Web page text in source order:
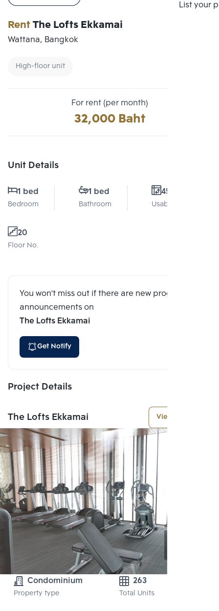
List your
RentThe Lofts Ekkamai
Wattana, Bangkok
High-floor unit
For rent (per month)
32,000 Baht
Unit Details
1 bed
Bedroom
1 bed
Bathroom
45 Sq.m.
Usable area
20
Floor No.
You won't miss out if there are new program
announcements on
The Lofts Ekkamai
Get Notify
Project Details
The Lofts Ekkamai View More
Condominium
Property type
263
Total Units